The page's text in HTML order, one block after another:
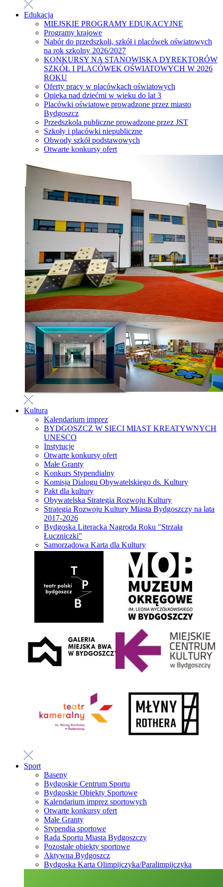
Edukacja
MIEJSKIE PROGRAMY EDUKACYJNE
Programy krajowe
Nabór do przedszkoli, szkół i placówek oświatowych
na rok szkolny 2026/2027
KONKURSY NA STANOWISKA DYREKTORÓW
SZKÓŁ I PLACÓWEK OŚWIATOWYCH W 2026
ROKU
Oferty pracy w placówkach oświatowych
Opieka nad dziećmi w wieku do lat 3
Placówki oświatowe prowadzone przez miasto
Bydgoszcz
Przedszkola publiczne prowadzone przez JST
Szkoły i placówki niepubliczne
Obwody szkół podstawowych
Otwarte konkursy ofert
Kultura
Kalendarium imprez
BYDGOSZCZ W SIECI MIAST KREATYWNYCH
UNESCO
Instytucje
Otwarte konkursy ofert
Małe Granty
Konkurs Stypendialny
Komisja Dialogu Obywatelskiego ds. Kultury
Pakt dla kultury
Obywatelska Strategia Rozwoju Kultury
Strategia Rozwoju Kultury Miasta Bydgoszczy na lata
2017-2026
Bydgoska Literacka Nagroda Roku "Strzała
Łuczniczki"
Samorządowa Karta dla Kultury
Sport
Baseny
Bydgoskie Centrum Sportu
Bydgoskie Obiekty Sportowe
Kalendarium imprez sportowych
Otwarte konkursy ofert
Małe Granty
Stypendia sportowe
Rada Sportu Miasta Bydgoszczy
Pozostałe obiekty sportowe
Aktywna Bydgoszcz
Bydgoska Karta Olimpijczyka/Paralimpijczyka